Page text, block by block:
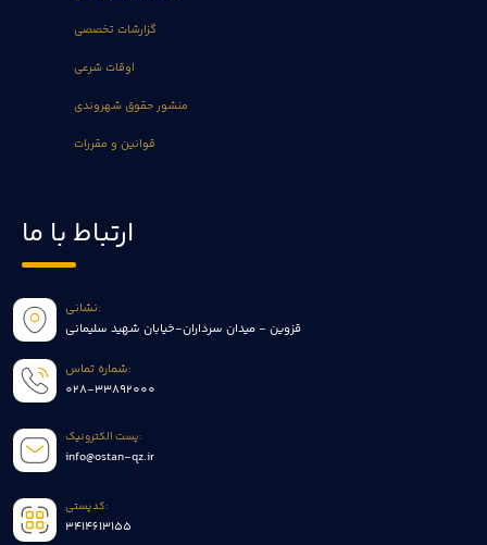
گزارشات تخصصی
اوقات شرعی
منشور حقوق شهروندی
قوانین و مقررات
ارتباط با ما
نشانی:
قزوین - میدان سرداران-خیابان شهید سلیمانی
شماره تماس:
028-33892000
پست الکترونیک:
info@ostan-qz.ir
کدپستی:
3414613155